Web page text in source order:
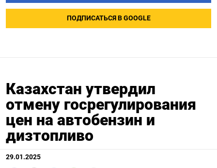
ПОДПИСАТЬСЯ В GOOGLE
Казахстан утвердил
отмену госрегулирования
цен на автобензин и
дизтопливо
29.01.2025